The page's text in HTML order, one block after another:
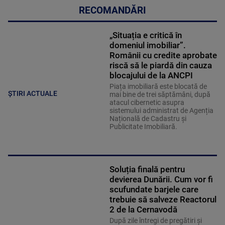
RECOMANDĂRI
ȘTIRI ACTUALE
„Situația e critică în
domeniul imobiliar”.
Românii cu credite aprobate
riscă să le piardă din cauza
blocajului de la ANCPI
Piața imobiliară este blocată de
mai bine de trei săptămâni, după
atacul cibernetic asupra
sistemului administrat de Agenția
Națională de Cadastru și
Publicitate Imobiliară.
Soluția finală pentru
devierea Dunării. Cum vor fi
scufundate barjele care
trebuie să salveze Reactorul
2 de la Cernavodă
După zile întregi de pregătiri și